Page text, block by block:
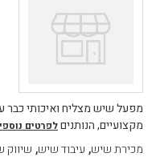
מפעל שיש מצליח ואיכותי
מקצועיים, הנותניםלפרטים
מכירת שיש, עיבוד שיש, שיווק